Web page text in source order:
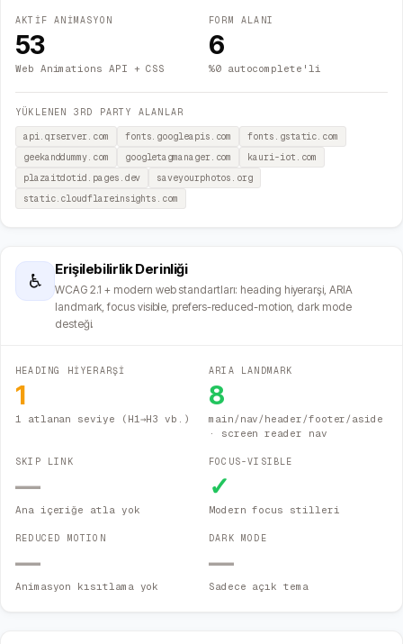
AKTİF ANİMASYON
53
Web Animations API + CSS
FORM ALANI
6
%0 autocomplete'li
YÜKLENEN 3RD PARTY ALANLAR
api.qrserver.com fonts.googleapis.com
fonts.gstatic.com
geekanddummy.com
googletagmanager.com
kauri-iot.com
plazaitdotid.pages.dev
saveyourphotos.org
static.cloudflareinsights.com
♿
Erişilebilirlik Derinliği
WCAG 2.1 + modern web standartları: heading hiyerarşi, ARIA
landmark, focus visible, prefers-reduced-motion, dark mode
desteği.
HEADING HİYERARŞİ
1
1 atlanan seviye (H1→H3 vb.)
ARIA LANDMARK
8
main/nav/header/footer/aside
· screen reader nav
SKIP LINK
—
Ana içeriğe atla yok
FOCUS-VISIBLE
✓
Modern focus stilleri
REDUCED MOTION
—
Animasyon kısıtlama yok
DARK MODE
—
Sadece açık tema